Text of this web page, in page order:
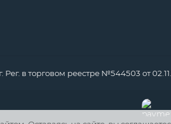
в торговом реестре №544503 от